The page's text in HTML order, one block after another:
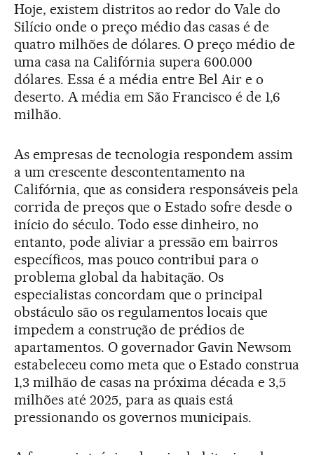
Hoje, existem distritos ao redor do Vale do
Silício onde o preço médio das casas é de
quatro milhões de dólares. O preço médio de
uma casa na Califórnia supera 600.000
dólares. Essa é a média entre Bel Air e o
deserto. A média em São Francisco é de 1,6
milhão.
As empresas de tecnologia respondem assim
a um crescente descontentamento na
Califórnia, que as considera responsáveis pela
corrida de preços que o Estado sofre desde o
início do século. Todo esse dinheiro, no
entanto, pode aliviar a pressão em bairros
específicos, mas pouco contribui para o
problema global da habitação. Os
especialistas concordam que o principal
obstáculo são os regulamentos locais que
impedem a construção de prédios de
apartamentos. O governador Gavin Newsom
estabeleceu como meta que o Estado construa
1,3 milhão de casas na próxima década e 3,5
milhões até 2025, para as quais está
pressionando os governos municipais.